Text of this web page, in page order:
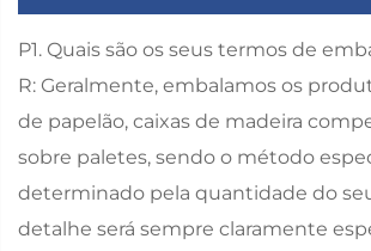
P1. Quais são os seus termos de
R: Geralmente, embalamos os
de papelão, caixas de madeira
sobre paletes, sendo o método
determinado pela quantidade do
detalhe será sempre claramente